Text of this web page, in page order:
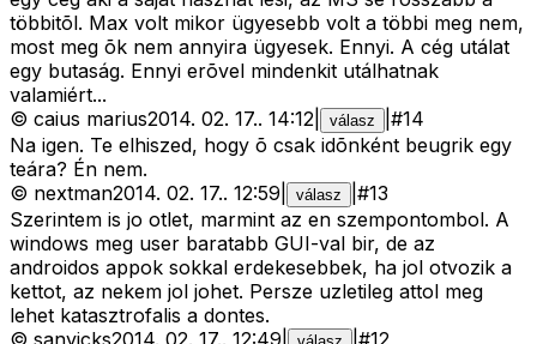
többitõl. Max volt mikor ügyesebb volt a többi meg nem,
most meg õk nem annyira ügyesek. Ennyi. A cég utálat
egy butaság. Ennyi erõvel mindenkit utálhatnak
valamiért...
© caius marius2014. 02. 17.. 14:12 válasz #14
Na igen. Te elhiszed, hogy õ csak idõnként beugrik egy
teára? Én nem.
© nextman2014. 02. 17.. 12:59 válasz #13
Szerintem is jo otlet, marmint az en szempontombol. A
windows meg user baratabb GUI-val bir, de az
androidos appok sokkal erdekesebbek, ha jol otvozik a
kettot, az nekem jol johet. Persze uzletileg attol meg
lehet katasztrofalis a dontes.